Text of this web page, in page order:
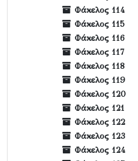
Φάκελος 114
Φάκελος 115
Φάκελος 116
Φάκελος 117
Φάκελος 118
Φάκελος 119
Φάκελος 120
Φάκελος 121
Φάκελος 122
Φάκελος 123
Φάκελος 124